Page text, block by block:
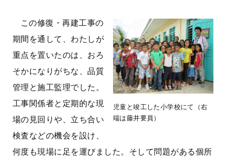
児童と竣工した小学校にて（右
端は藤井要員）
この修復・再建工事の
期間を通して、わたしが
重点を置いたのは、おろ
そかになりがちな、品質
管理と施工監理でした。
工事関係者と定期的な現
場の見回りや、立ち合い
検査などの機会を設け、
何度も現場に足を運びました。そして問題がある個所